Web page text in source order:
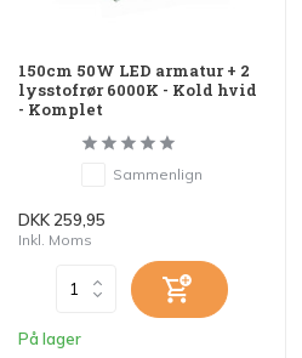
150cm 50W LED armatur + 2
lysstofrør 6000K - Kold hvid
- Komplet
Sammenlign
DKK 259,95
Inkl. Moms
På lager